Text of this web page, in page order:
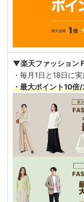
▼楽天ファッション
・毎月1日と18日に
・最大ポイント10倍